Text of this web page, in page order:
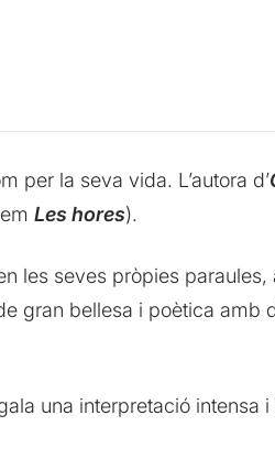
per la seva vida. L’autora d’
Les hores).
les seves pròpies paraules,
gran bellesa i poètica amb
una interpretació intensa